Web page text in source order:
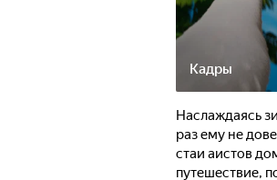
Кадры
Наслаждаясь
раз ему не
стаи аистов
путешествие,